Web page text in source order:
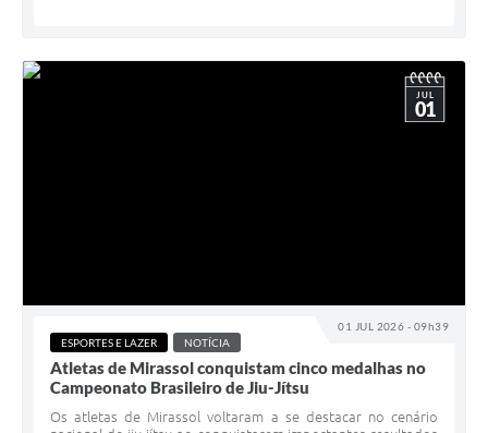
01 JUL 2026 - 09h39
JUL
01
ESPORTES E LAZER NOTÍCIA
Atletas de Mirassol conquistam cinco medalhas no
Campeonato Brasileiro de Jiu-Jítsu
Os atletas de Mirassol voltaram a se destacar no cenário